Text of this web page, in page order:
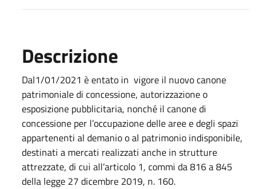
Descrizione
Dal1/01/2021 è entato in vigore il nuovo canone
patrimoniale di concessione, autorizzazione o
esposizione pubblicitaria, nonché il canone di
concessione per l’occupazione delle aree e degli spazi
appartenenti al demanio o al patrimonio indisponibile,
destinati a mercati realizzati anche in strutture
attrezzate, di cui all’articolo 1, commi da 816 a 845
della legge 27 dicembre 2019, n. 160.